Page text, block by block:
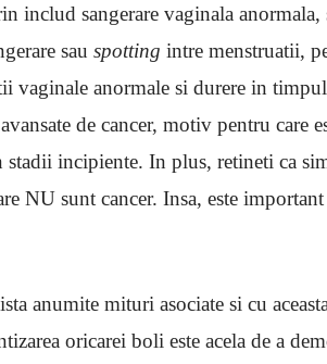
includ sangerare vaginala anormala,
sau spotting intre menstruatii,
vaginale anormale si durere in
de cancer, motiv pentru care
incipiente. In plus, retineti ca
NU sunt cancer. Insa, este
anumite mituri asociate si cu
oricarei boli este acela de a